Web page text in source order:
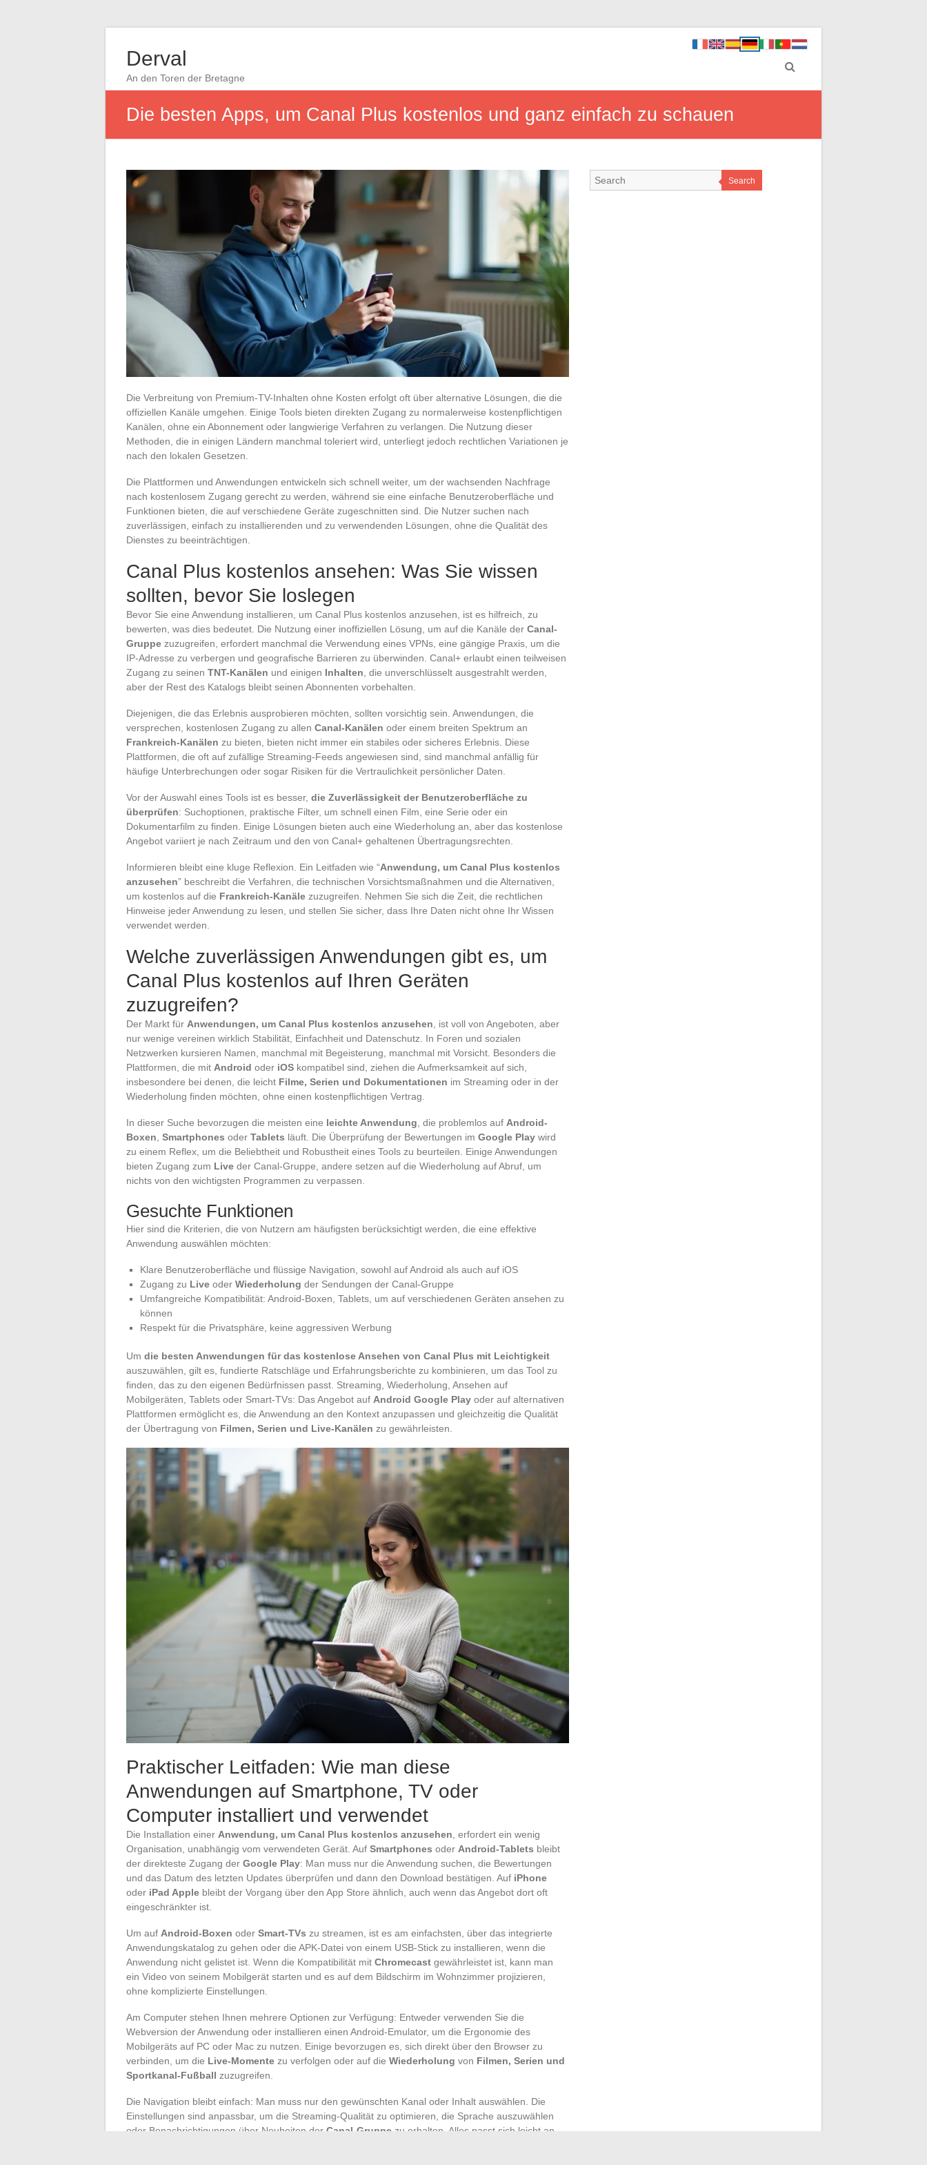
Derval
An den Toren der Bretagne
Die besten Apps, um Canal Plus kostenlos und ganz einfach zu schauen
Die Verbreitung von Premium-TV-Inhalten ohne Kosten erfolgt oft über alternative Lösungen, die die
offiziellen Kanäle umgehen. Einige Tools bieten direkten Zugang zu normalerweise kostenpflichtigen
Kanälen, ohne ein Abonnement oder langwierige Verfahren zu verlangen. Die Nutzung dieser
Methoden, die in einigen Ländern manchmal toleriert wird, unterliegt jedoch rechtlichen Variationen je
nach den lokalen Gesetzen.
Die Plattformen und Anwendungen entwickeln sich schnell weiter, um der wachsenden Nachfrage
nach kostenlosem Zugang gerecht zu werden, während sie eine einfache Benutzeroberfläche und
Funktionen bieten, die auf verschiedene Geräte zugeschnitten sind. Die Nutzer suchen nach
zuverlässigen, einfach zu installierenden und zu verwendenden Lösungen, ohne die Qualität des
Dienstes zu beeinträchtigen.
Canal Plus kostenlos ansehen: Was Sie wissen
sollten, bevor Sie loslegen
Bevor Sie eine Anwendung installieren, um Canal Plus kostenlos anzusehen, ist es hilfreich, zu
bewerten, was dies bedeutet. Die Nutzung einer inoffiziellen Lösung, um auf die Kanäle der Canal-
Gruppe zuzugreifen, erfordert manchmal die Verwendung eines VPNs, eine gängige Praxis, um die
IP-Adresse zu verbergen und geografische Barrieren zu überwinden. Canal+ erlaubt einen teilweisen
Zugang zu seinen TNT-Kanälen und einigen Inhalten , die unverschlüsselt ausgestrahlt werden,
aber der Rest des Katalogs bleibt seinen Abonnenten vorbehalten.
Diejenigen, die das Erlebnis ausprobieren möchten, sollten vorsichtig sein. Anwendungen, die
versprechen, kostenlosen Zugang zu allen Canal-Kanälen oder einem breiten Spektrum an
Frankreich-Kanälen zu bieten, bieten nicht immer ein stabiles oder sicheres Erlebnis. Diese
Plattformen, die oft auf zufällige Streaming-Feeds angewiesen sind, sind manchmal anfällig für
häufige Unterbrechungen oder sogar Risiken für die Vertraulichkeit persönlicher Daten.
Vor der Auswahl eines Tools ist es besser, die Zuverlässigkeit der Benutzeroberfläche zu
überprüfen: Suchoptionen, praktische Filter, um schnell einen Film, eine Serie oder ein
Dokumentarfilm zu finden. Einige Lösungen bieten auch eine Wiederholung an, aber das kostenlose
Angebot variiert je nach Zeitraum und den von Canal+ gehaltenen Übertragungsrechten.
Informieren bleibt eine kluge Reflexion. Ein Leitfaden wie “Anwendung, um Canal Plus kostenlos
anzusehen” beschreibt die Verfahren, die technischen Vorsichtsmaßnahmen und die Alternativen,
um kostenlos auf die Frankreich-Kanäle zuzugreifen. Nehmen Sie sich die Zeit, die rechtlichen
Hinweise jeder Anwendung zu lesen, und stellen Sie sicher, dass Ihre Daten nicht ohne Ihr Wissen
verwendet werden.
Welche zuverlässigen Anwendungen gibt es, um
Canal Plus kostenlos auf Ihren Geräten
zuzugreifen?
Der Markt für Anwendungen, um Canal Plus kostenlos anzusehen , ist voll von Angeboten, aber
nur wenige vereinen wirklich Stabilität, Einfachheit und Datenschutz. In Foren und sozialen
Netzwerken kursieren Namen, manchmal mit Begeisterung, manchmal mit Vorsicht. Besonders die
Plattformen, die mit Android oder iOS kompatibel sind, ziehen die Aufmerksamkeit auf sich,
insbesondere bei denen, die leicht Filme, Serien und Dokumentationen im Streaming oder in der
Wiederholung finden möchten, ohne einen kostenpflichtigen Vertrag.
In dieser Suche bevorzugen die meisten eine leichte Anwendung , die problemlos auf Android-
Boxen Smartphones oder Tablets läuft. Die Überprüfung der Bewertungen im Google Play wird
zu einem Reflex, um die Beliebtheit und Robustheit eines Tools zu beurteilen. Einige Anwendungen
bieten Zugang zum Live der Canal-Gruppe, andere setzen auf die Wiederholung auf Abruf, um
nichts von den wichtigsten Programmen zu verpassen.
Gesuchte Funktionen
Hier sind die Kriterien, die von Nutzern am häufigsten berücksichtigt werden, die eine effektive
Anwendung auswählen möchten:
Klare Benutzeroberfläche und flüssige Navigation, sowohl auf Android als auch auf iOS
Zugang zu Live oder Wiederholung der Sendungen der Canal-Gruppe
Umfangreiche Kompatibilität: Android-Boxen, Tablets, um auf verschiedenen Geräten ansehen zu
können
Respekt für die Privatsphäre, keine aggressiven Werbung
Um die besten Anwendungen für das kostenlose Ansehen von Canal Plus mit Leichtigkeit
auszuwählen, gilt es, fundierte Ratschläge und Erfahrungsberichte zu kombinieren, um das Tool zu
finden, das zu den eigenen Bedürfnissen passt. Streaming, Wiederholung, Ansehen auf
Mobilgeräten, Tablets oder Smart-TVs: Das Angebot auf Android Google Play oder auf alternativen
Plattformen ermöglicht es, die Anwendung an den Kontext anzupassen und gleichzeitig die Qualität
der Übertragung von Filmen, Serien und Live-Kanälen zu gewährleisten.
Praktischer Leitfaden: Wie man diese
Anwendungen auf Smartphone, TV oder
Computer installiert und verwendet
Die Installation einer Anwendung, um Canal Plus kostenlos anzusehen , erfordert ein wenig
Organisation, unabhängig vom verwendeten Gerät. Auf Smartphones oder Android-Tablets bleibt
der direkteste Zugang der Google Play: Man muss nur die Anwendung suchen, die Bewertungen
und das Datum des letzten Updates überprüfen und dann den Download bestätigen. Auf iPhone
oder iPad Apple bleibt der Vorgang über den App Store ähnlich, auch wenn das Angebot dort oft
eingeschränkter ist.
Um auf Android-Boxen oder Smart-TVs zu streamen, ist es am einfachsten, über das integrierte
Anwendungskatalog zu gehen oder die APK-Datei von einem USB-Stick zu installieren, wenn die
Anwendung nicht gelistet ist. Wenn die Kompatibilität mit Chromecast gewährleistet ist, kann man
ein Video von seinem Mobilgerät starten und es auf dem Bildschirm im Wohnzimmer projizieren,
ohne komplizierte Einstellungen.
Am Computer stehen Ihnen mehrere Optionen zur Verfügung: Entweder verwenden Sie die
Webversion der Anwendung oder installieren einen Android-Emulator, um die Ergonomie des
Mobilgeräts auf PC oder Mac zu nutzen. Einige bevorzugen es, sich direkt über den Browser zu
verbinden, um die Live-Momente zu verfolgen oder auf die Wiederholung von Filmen, Serien und
Sportkanal-Fußball zuzugreifen.
Die Navigation bleibt einfach: Man muss nur den gewünschten Kanal oder Inhalt auswählen. Die
Einstellungen sind anpassbar, um die Streaming-Qualität zu optimieren, die Sprache auszuwählen
oder Benachrichtigungen über Neuheiten der Canal-Gruppe zu erhalten. Alles passt sich leicht an,
Search